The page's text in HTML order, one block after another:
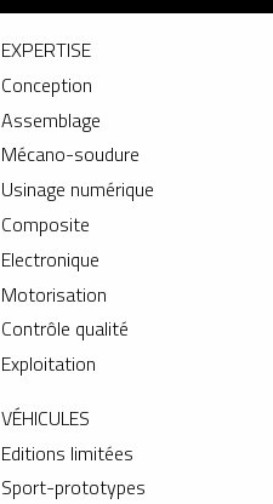
EXPERTISE
Conception
Assemblage
Mécano-soudure
Usinage numérique
Composite
Electronique
Motorisation
Contrôle qualité
Exploitation
VÉHICULES
Editions limitées
Sport-prototypes